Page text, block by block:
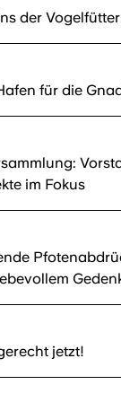
der
für die
im Fokus
jetzt!